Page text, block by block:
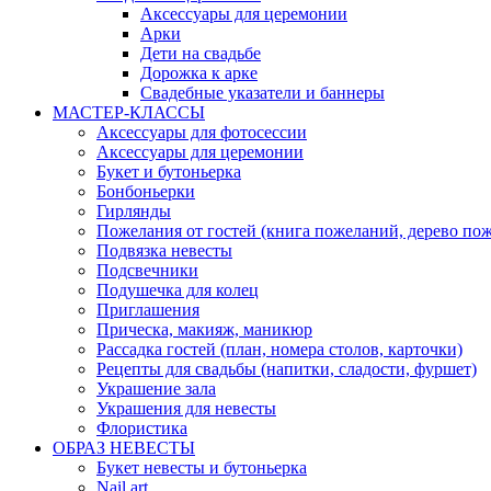
Аксессуары для церемонии
Арки
Дети на свадьбе
Дорожка к арке
Свадебные указатели и баннеры
МАСТЕР-КЛАССЫ
Аксессуары для фотосессии
Аксессуары для церемонии
Букет и бутоньерка
Бонбоньерки
Гирлянды
Пожелания от гостей (книга пожеланий, дерево
Подвязка невесты
Подсвечники
Подушечка для колец
Приглашения
Прическа, макияж, маникюр
Рассадка гостей (план, номера столов, карточки)
Рецепты для свадьбы (напитки, сладости, фуршет)
Украшение зала
Украшения для невесты
Флористика
ОБРАЗ НЕВЕСТЫ
Букет невесты и бутоньерка
Nail art